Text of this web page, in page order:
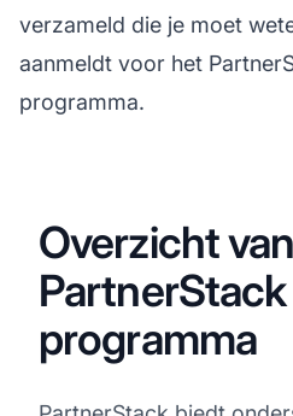
verzameld die je moet
aanmeldt voor het
programma.
Overzicht
programma